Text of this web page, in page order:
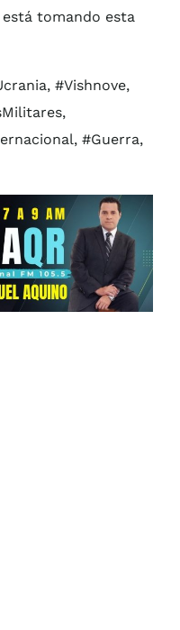
tomando esta
#Vishnove,
#Guerra,